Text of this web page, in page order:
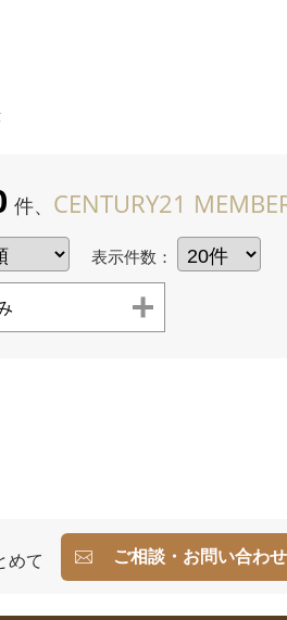
件、 CENTURY21
表示件数：
めて ご相談・お問い合わせ